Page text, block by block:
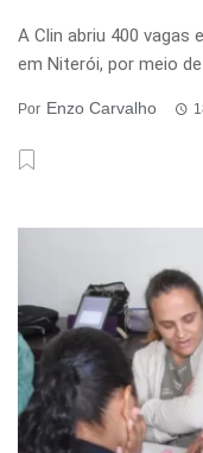
A Clin abriu 400
em Niterói, por meio de
Por Enzo Carvalho